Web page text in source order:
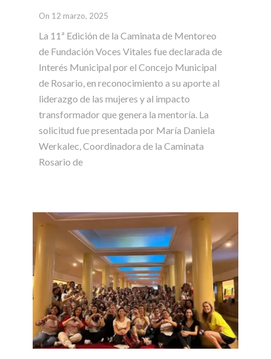
On 12 marzo, 2025
La 11ª Edición de la Caminata de Mentoreo
de Fundación Voces Vitales fue declarada de
Interés Municipal por el Concejo Municipal
de Rosario, en reconocimiento a su aporte al
liderazgo de las mujeres y al impacto
transformador que genera la mentoría. La
solicitud fue presentada por María Daniela
Werkalec, Coordinadora de la Caminata
Rosario de